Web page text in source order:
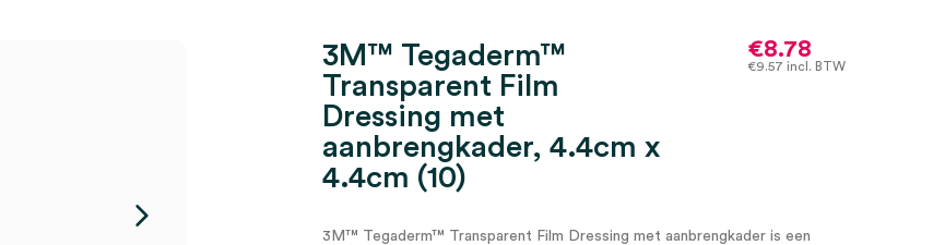
3M™ Tegaderm™
Transparent Film
Dressing met
aanbrengkader, 4.4cm x
4.4cm (10)
€8.78
€9.57 incl. BTW
3M™ Tegaderm™ Transparent Film Dressing met aanbrengkader is een